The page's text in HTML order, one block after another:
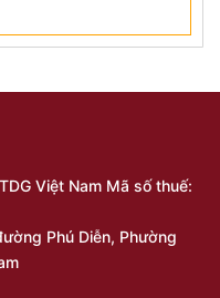
Việt Nam Mã số thuế:
Phú Diễn, Phường